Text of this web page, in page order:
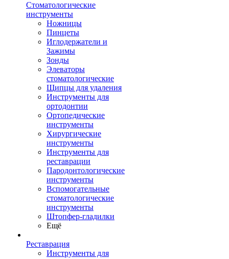
Стоматологические
инструменты
Ножницы
Пинцеты
Иглодержатели и
Зажимы
Зонды
Элеваторы
стоматологические
Щипцы для удаления
Инструменты для
ортодонтии
Ортопедические
инструменты
Хирургические
инструменты
Инструменты для
реставрации
Пародонтологические
инструменты
Вспомогательные
стоматологические
инструменты
Штопфер-гладилки
Ещё
Реставрация
Инструменты для